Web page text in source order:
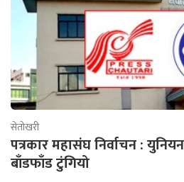
सेतोखरी
पत्रकार महासंघ निर्वाचन :
बाँडफाँड टुंगियो